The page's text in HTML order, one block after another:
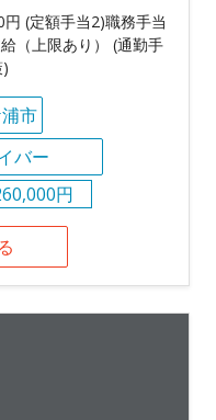
(定額手当2)職務手当
（上限あり） (通勤手
市
バー
円